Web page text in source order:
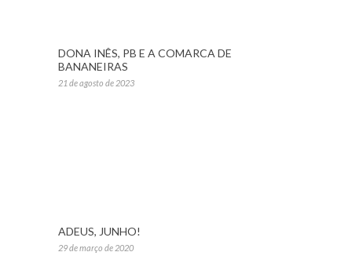
DONA INÊS, PB E A COMARCA DE
BANANEIRAS
21 de agosto de 2023
ADEUS, JUNHO!
29 de março de 2020